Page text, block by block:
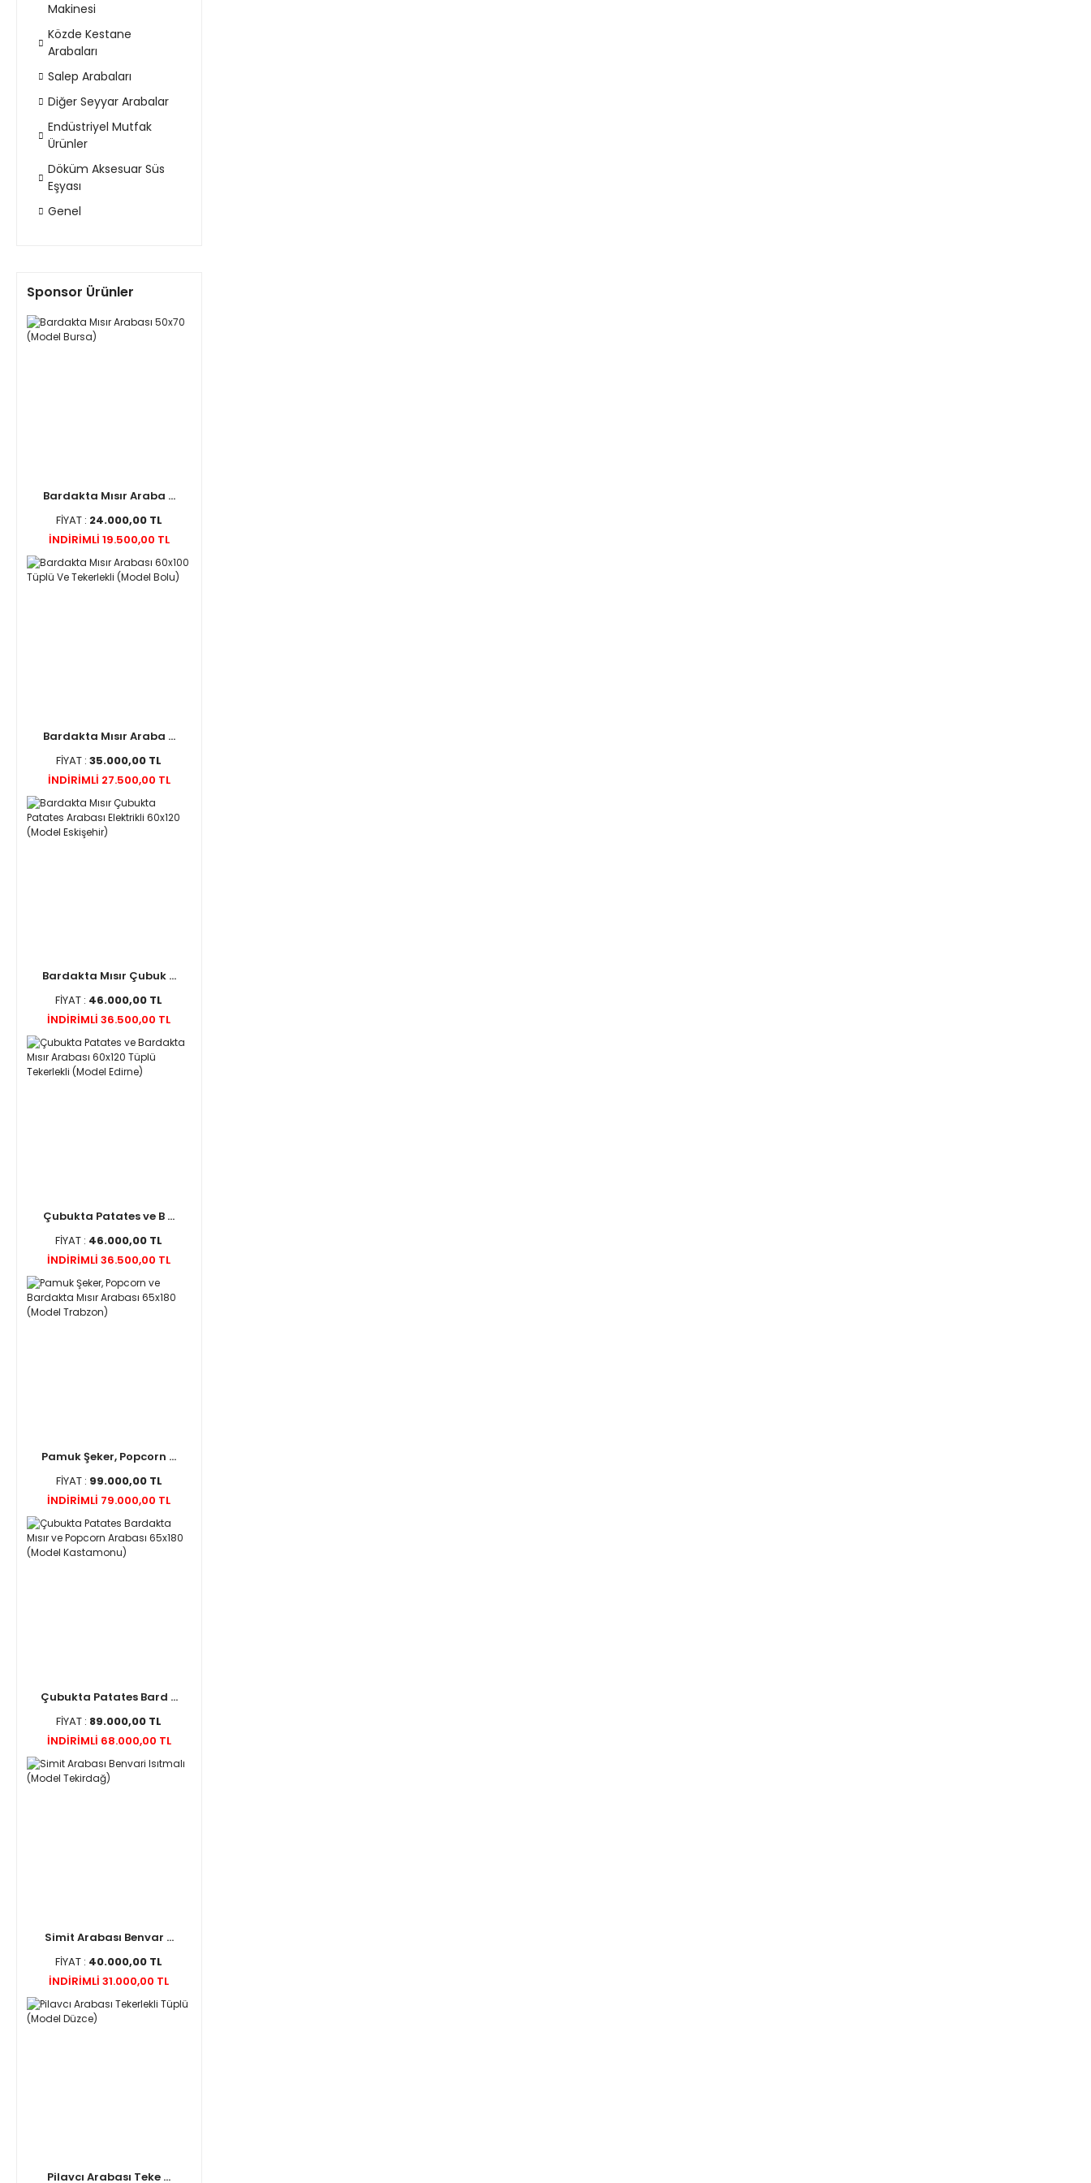
Makinesi
Közde Kestane
Arabaları
Salep Arabaları
Diğer Seyyar Arabalar
Endüstriyel Mutfak
Ürünler
Döküm Aksesuar Süs
Eşyası
Genel
Sponsor Ürünler
Bardakta Mısır Araba ...
FİYAT : 24.000,00 TL
İNDİRİMLİ 19.500,00 TL
Bardakta Mısır Araba ...
FİYAT :35.000,00 TL
İNDİRİMLİ 27.500,00 TL
Bardakta Mısır Çubuk ...
FİYAT : 46.000,00 TL
İNDİRİMLİ 36.500,00 TL
Çubukta Patates ve B ...
FİYAT : 46.000,00 TL
İNDİRİMLİ 36.500,00 TL
Pamuk Şeker, Popcorn ...
FİYAT : 99.000,00 TL
İNDİRİMLİ 79.000,00 TL
Çubukta Patates Bard ...
FİYAT : 89.000,00 TL
İNDİRİMLİ 68.000,00 TL
Simit Arabası Benvar ...
FİYAT : 40.000,00 TL
İNDİRİMLİ 31.000,00 TL
Pilavcı Arabası Teke ...